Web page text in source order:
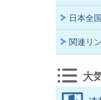
日本全
関連リ
大